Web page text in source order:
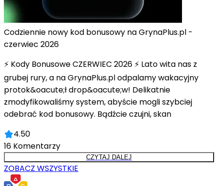
Codziennie nowy kod bonusowy na GrynaPlus.pl -
czerwiec 2026
⚡ Kody Bonusowe CZERWIEC 2026 ⚡ Lato wita nas z
grubej rury, a na GrynaPlus.pl odpalamy wakacyjny
protok&oacute;ł drop&oacute;w! Delikatnie
zmodyfikowaliśmy system, abyście mogli szybciej
odebrać kod bonusowy. Bądźcie czujni, skan
4.50
16 Komentarzy
CZYTAJ DALEJ
ZOBACZ WSZYSTKIE